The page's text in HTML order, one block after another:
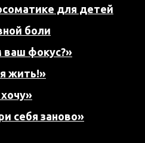
для детей
боли
ваш фокус?»
жить!»
себя заново»